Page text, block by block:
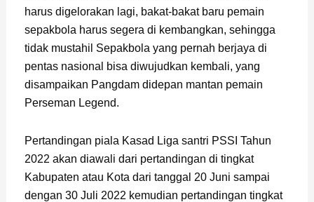
harus digelorakan lagi, bakat-bakat baru pemain
sepakbola harus segera di kembangkan, sehingga
tidak mustahil Sepakbola yang pernah berjaya di
pentas nasional bisa diwujudkan kembali, yang
disampaikan Pangdam didepan mantan pemain
Perseman Legend.
Pertandingan piala Kasad Liga santri PSSI Tahun
2022 akan diawali dari pertandingan di tingkat
Kabupaten atau Kota dari tanggal 20 Juni sampai
dengan 30 Juli 2022 kemudian pertandingan tingkat